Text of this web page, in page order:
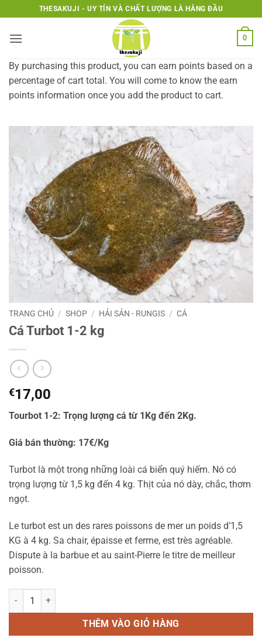
qua
nội
THESAKUJI - UY TÍN VÀ CHẤT LƯỢNG LÀ HÀNG ĐẦU
0
By purchasing this product, you can earn points based on a
percentage of cart total. You will come to know the earn
points information once you add the product to cart.
TRANG CHỦ / SHOP / HẢI SẢN - RUNGIS / CÁ
Cá Turbot 1-2 kg
€17,00
Tourbot 1-2: Trọng lượng cá từ 1Kg đến 2Kg.
Giá bán thường: 17€/Kg
Turbot là một trong những loài cá biển quý hiếm. Nó có
trọng lượng từ 1,5 kg đến 4 kg. Thịt của nó dày, chắc, thơm
ngọt.
Le turbot est un des rares poissons de mer un poids d’1,5
KG à 4 kg. Sa chair, épaisse et ferme, est très agréable.
Dispute à la barbue et au saint-Pierre le titre de meilleur
poisson.
Cá Turbot 1-2 kg số lượng
THÊM VÀO GIỎ HÀNG